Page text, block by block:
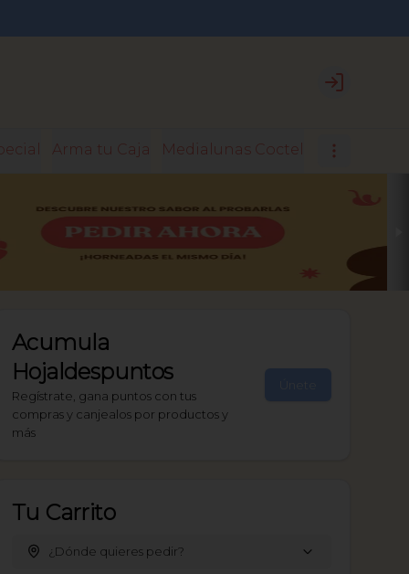
Login
Arma tu Caja Medialunas Coctel
Acumula
Hojaldespuntos
Regístrate, gana puntos con tus
compras y canjealos por productos y
más
Únete
Tu Carrito
¿Dónde quieres pedir?